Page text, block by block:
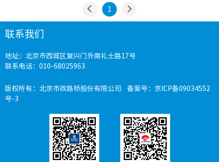
公路工
1
联系我们
地址：北京市西城区复兴门外南礼士路17号
联系电话：010-68025963
版权所有：北京市政路桥股份有限公司 备案号： 京ICP备09034552
号-3